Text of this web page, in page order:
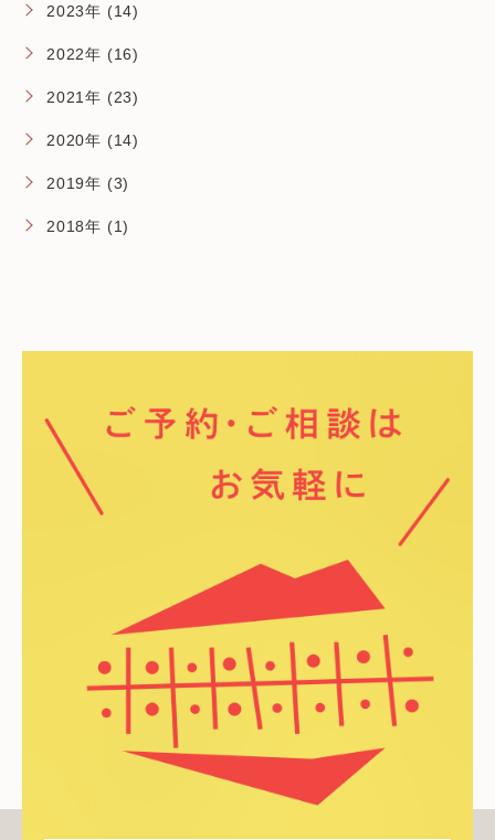
2023年 (14)
2022年 (16)
2021年 (23)
2020年 (14)
2019年 (3)
2018年 (1)